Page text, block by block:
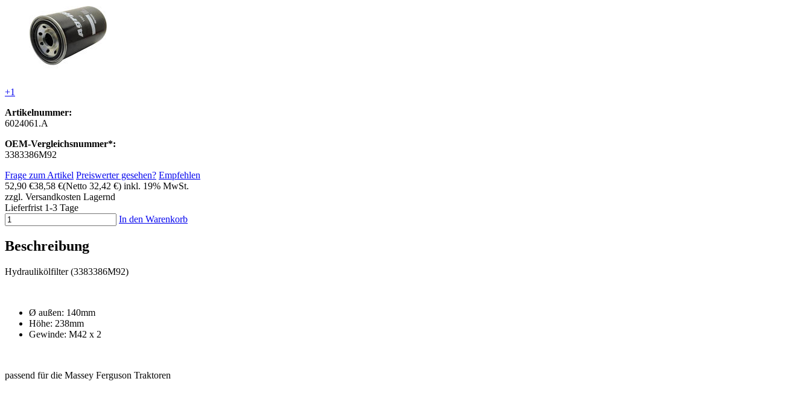
+1
Artikelnummer:
6024061.A
OEM-Vergleichsnummer*:
3383386M92
Frage zum Artikel Preiswerter gesehen? Empfehlen
52,90 €38,58 €(Netto 32,42 €) inkl. 19% MwSt.
zzgl. Versandkosten Lagernd
Lieferfrist 1-3 Tage
In den Warenkorb
Beschreibung
Hydraulikölfilter (3383386M92)
Ø außen: 140mm
Höhe: 238mm
Gewinde: M42 x 2
passend für die Massey Ferguson Traktoren